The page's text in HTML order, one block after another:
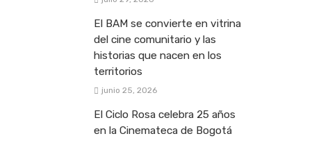
El BAM se convierte en vitrina
del cine comunitario y las
historias que nacen en los
territorios
junio 25, 2026
El Ciclo Rosa celebra 25 años
en la Cinemateca de Bogotá